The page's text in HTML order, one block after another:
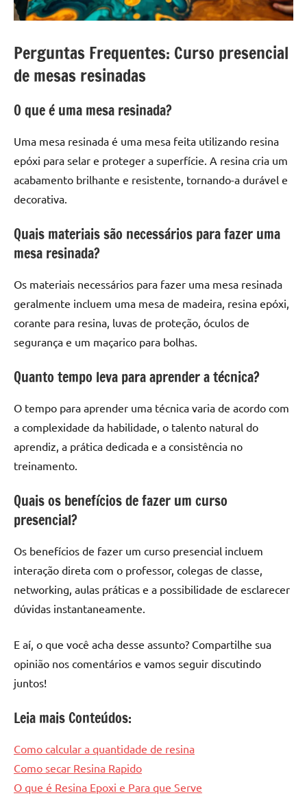
Perguntas Frequentes: Curso presencial
de mesas resinadas
O que é uma mesa resinada?
Uma mesa resinada é uma mesa feita utilizando resina
epóxi para selar e proteger a superfície. A resina cria um
acabamento brilhante e resistente, tornando-a durável e
decorativa.
Quais materiais são necessários para fazer uma
mesa resinada?
Os materiais necessários para fazer uma mesa resinada
geralmente incluem uma mesa de madeira, resina epóxi,
corante para resina, luvas de proteção, óculos de
segurança e um maçarico para bolhas.
Quanto tempo leva para aprender a técnica?
O tempo para aprender uma técnica varia de acordo com
a complexidade da habilidade, o talento natural do
aprendiz, a prática dedicada e a consistência no
treinamento.
Quais os benefícios de fazer um curso
presencial?
Os benefícios de fazer um curso presencial incluem
interação direta com o professor, colegas de classe,
networking, aulas práticas e a possibilidade de esclarecer
dúvidas instantaneamente.
E aí, o que você acha desse assunto? Compartilhe sua
opinião nos comentários e vamos seguir discutindo
juntos!
Leia mais Conteúdos:
Como calcular a quantidade de resina
Como secar Resina Rapido
O que é Resina Epoxi e Para que Serve